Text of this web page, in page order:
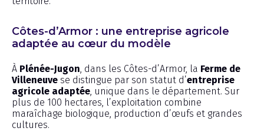
Côtes-d’Armor : une entreprise agricole
adaptée au cœur du modèle
À Plénée-Jugon , dans les Côtes-d’Armor, la Ferme de
Villeneuve se distingue par son statut d’entreprise
agricole adaptée , unique dans le département. Sur
plus de 100 hectares, l’exploitation combine
maraîchage biologique, production d’œufs et grandes
cultures.